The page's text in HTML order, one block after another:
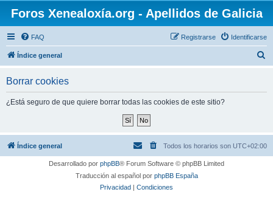
Foros Xenealoxía.org - Apellidos de Galicia
FAQ Identificarse
Registrarse
Índice general
Borrar cookies
¿Está seguro de que quiere borrar todas las cookies de este sitio?
Índice general Todos los horarios son UTC+02:00
Desarrollado por phpBB® Forum Software © phpBB Limited
Traducción al español por phpBB España
Privacidad | Condiciones